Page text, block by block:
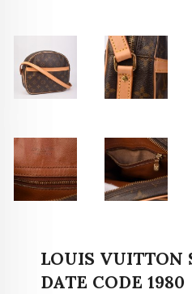
LOUIS VUITTON
DATE CODE 1980